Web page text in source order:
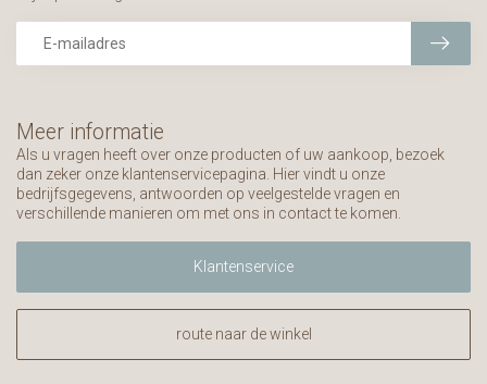
Meer informatie
Als u vragen heeft over onze producten of uw aankoop, bezoek
dan zeker onze klantenservicepagina. Hier vindt u onze
bedrijfsgegevens, antwoorden op veelgestelde vragen en
verschillende manieren om met ons in contact te komen.
Klantenservice
route naar de winkel